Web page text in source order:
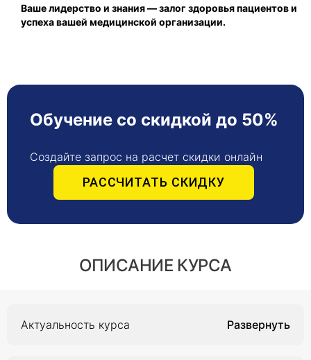
Ваше лидерство и знания — залог здоровья пациентов и
успеха вашей медицинской организации.
Обучение со скидкой до 50%
Создайте запрос на расчет скидки онлайн
РАССЧИТАТЬ СКИДКУ
ОПИСАНИЕ КУРСА
Актуальность курса